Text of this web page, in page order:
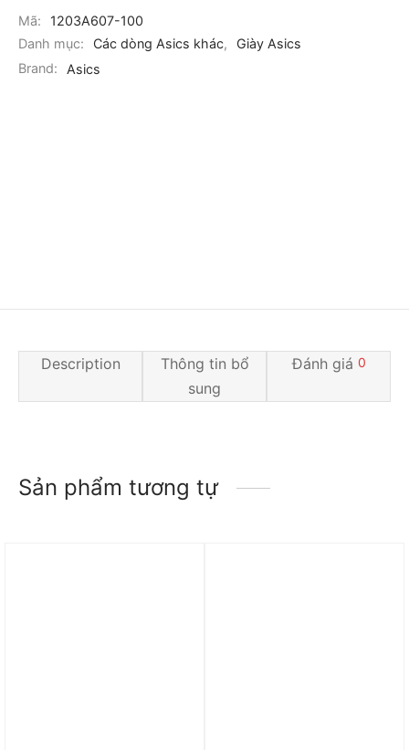
Mã:
1203A607-100
Danh mục:
Các dòng Asics khác,
Giày Asics
Brand:
Asics
Description
Thông tin bổ
sung
Đánh giá 0
Sản phẩm tương tự